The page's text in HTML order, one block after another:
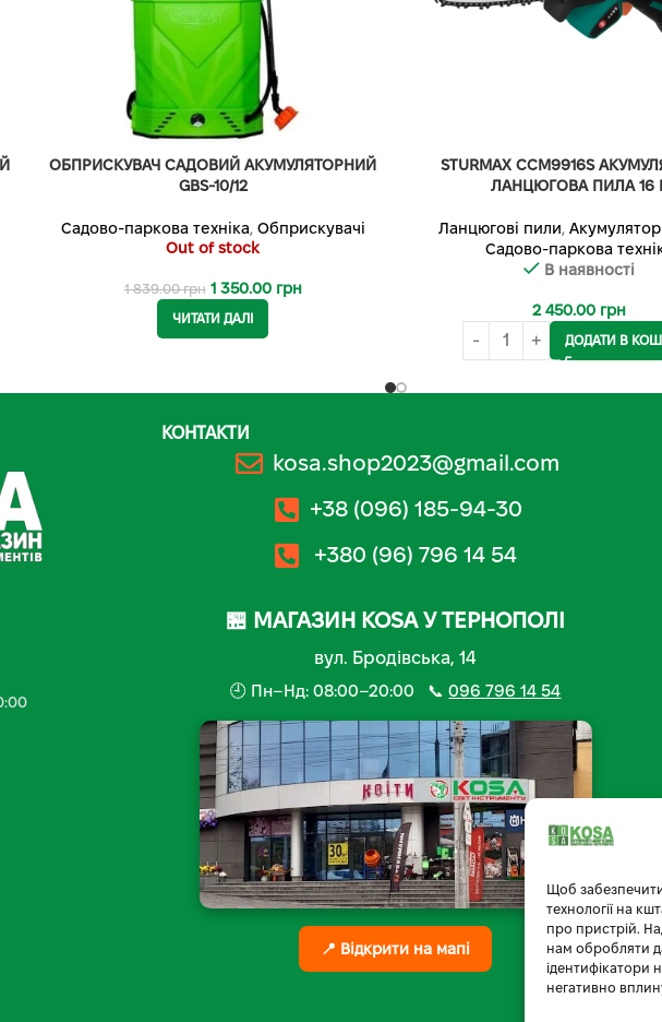
Щоб
технології на
про пристрій.
нам обробляти
ідентифікатори
негативно
ОБПРИСКУВАЧ САДОВИЙ АКУМУЛЯТОРНИЙ
GBS-10/12
Садово-паркова техніка, Обприскувачі
Out of stock
1 839.00грн 1 350.00 грн
ЧИТАТИ ДАЛІ
STURMAX CCM9916S
ЛАНЦЮГОВА ПИЛА 16
Ланцюгові пили,
Садово-паркова
В наявності
2 450.00 грн
ДОДАТИ В
КОНТАКТИ
kosa.shop2023@gmail.com
+38 (096) 185-94-30
+380 (96) 796 14 54
🏪 МАГАЗИН KOSA У ТЕРНОПОЛІ
вул. Бродівська, 14
🕘 Пн–Нд: 08:00–20:00 📞096 796 14 54
📍 Відкрити на мапі